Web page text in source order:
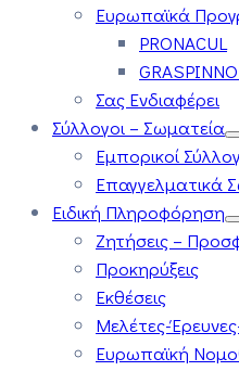
Ευρωπαϊκά
PRONACUL
Σας Ενδιαφέρει
Σύλλογοι – Σωματεία
Εμπορικοί
Επαγγελματικά
Ειδική Πληροφόρηση
Ζητήσεις –
Προκηρύξεις
Εκθέσεις
Μελέτες-
Ευρωπαϊκή